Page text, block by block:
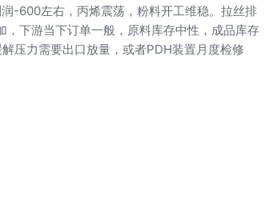
-600左右，丙烯震荡，粉料开工维稳。拉丝排
下游当下订单一般，原料库存中性，成品库存
压力需要出口放量，或者PDH装置月度检修